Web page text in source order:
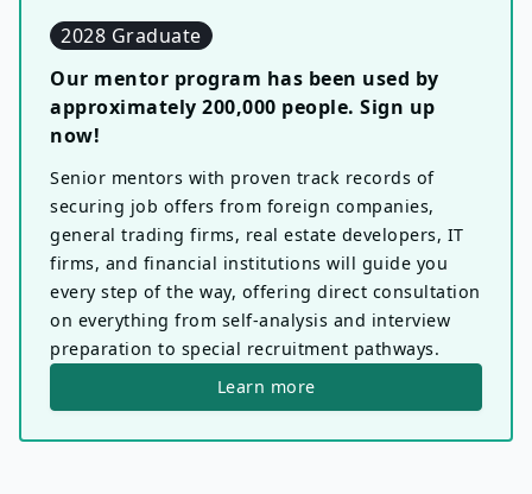
2028 Graduate
Our mentor program has been used by
approximately 200,000 people. Sign up
now!
Senior mentors with proven track records of
securing job offers from foreign companies,
general trading firms, real estate developers, IT
firms, and financial institutions will guide you
every step of the way, offering direct consultation
on everything from self-analysis and interview
preparation to special recruitment pathways.
Learn more